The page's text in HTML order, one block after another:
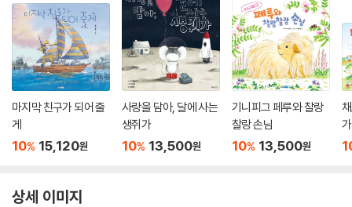
마지막 친구가 되어 줄
게
10% 15,120원
사랑을 담아, 달에 사는
생쥐가
10% 13,500원
기니피그 페루와 찰랑
찰랑 손님
10% 13,500원
상세 이미지